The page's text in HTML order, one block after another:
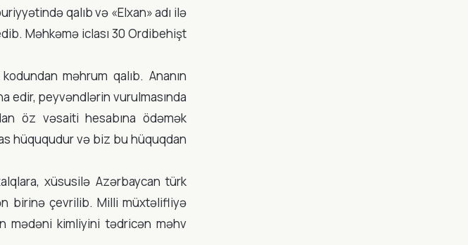
qalıb və «Elxan» adı ilə
Məhkəmə iclası 30 Ordibehişt
məhrum qalıb. Ananın
edir, peyvəndlərin vurulmasında
öz vəsaiti hesabına ödəmək
hüququdur və biz bu hüquqdan
xüsusilə Azərbaycan türk
birinə çevrilib. Milli müxtəlifliyə
mədəni kimliyini tədricən məhv